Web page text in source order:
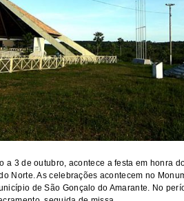
a 3 de outubro, acontece a festa em honra
Norte. As celebrações acontecem no
de São Gonçalo do Amarante. No